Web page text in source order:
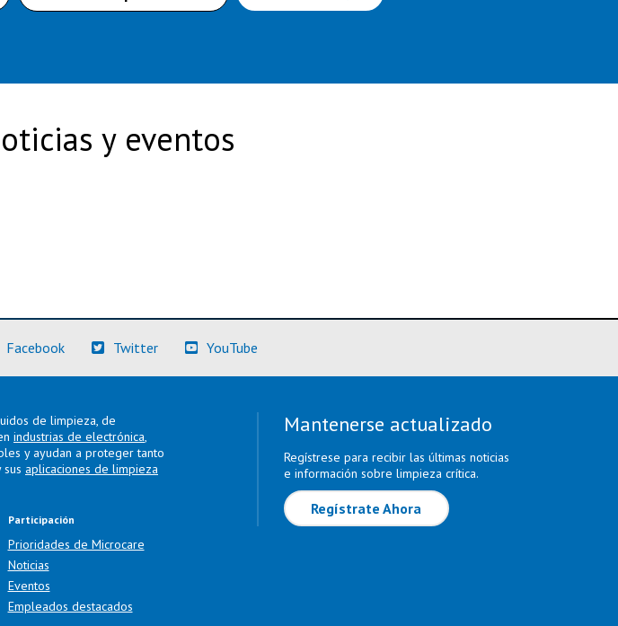
y eventos
Facebook(Más información)
Twitter(Más información)
YouTube
de limpieza, de
industrias de electrónica,
y ayudan a proteger tanto
sus aplicaciones de limpieza
Participación
Prioridades de Microcare
Noticias
Eventos
Empleados destacados
Mantenerse actualizado
Regístrese para recibir las últimas noticias
e información sobre limpieza crítica.
Regístrate Ahora